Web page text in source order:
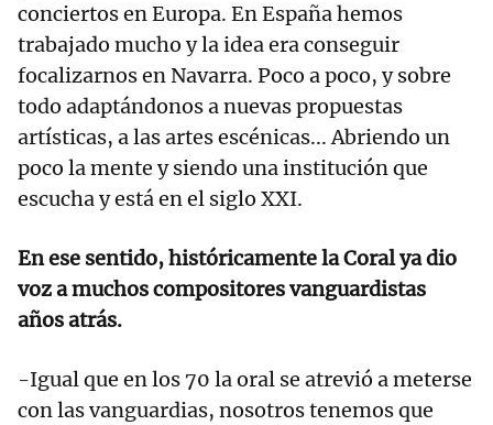
conciertos en Europa. En España hemos
trabajado mucho y la idea era conseguir
focalizarnos en Navarra. Poco a poco, y sobre
todo adaptándonos a nuevas propuestas
artísticas, a las artes escénicas... Abriendo un
poco la mente y siendo una institución que
escucha y está en el siglo XXI.
En ese sentido, históricamente la Coral ya dio
voz a muchos compositores vanguardistas
años atrás.
-Igual que en los 70 la oral se atrevió a meterse
con las vanguardias, nosotros tenemos que